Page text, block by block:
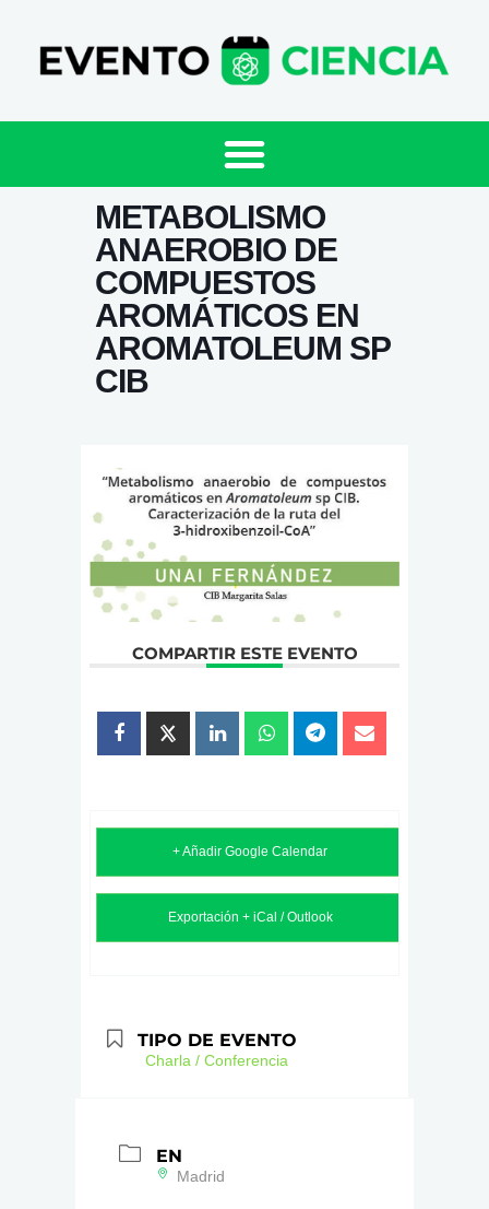
METABOLISMO
ANAEROBIO DE
COMPUESTOS
AROMÁTICOS EN
AROMATOLEUM SP
CIB
COMPARTIR ESTE EVENTO
+ Añadir Google Calendar
Exportación + iCal / Outlook
TIPO DE EVENTO
Charla / Conferencia
EN
Madrid